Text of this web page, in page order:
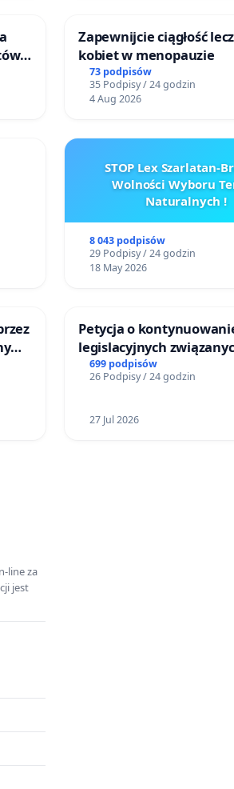
Zapewnijcie ciągłość
kobiet w menopauzie
73 podpisów
35 Podpisy / 24 godzin
4 Aug 2026
STOP Lex Szarlatan-
Wolności Wyboru
Naturalnych !
8 043 podpisów
29 Podpisy / 24 godzin
18 May 2026
Petycja o
legislacyjnych
reformą prawa
699 podpisów
26 Podpisy / 24 godzin
27 Jul 2026
line za
jest